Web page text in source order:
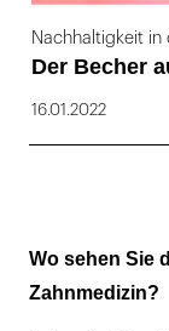
Nachhaltigkeit in
Der Becher
16.01.2022
Wo sehen Sie
Zahnmedizin?